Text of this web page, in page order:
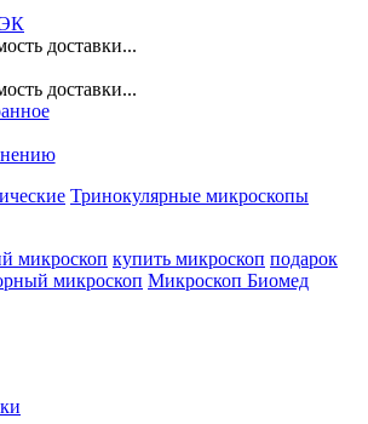
доставки...
доставки...
Тринокулярные микроскопы
микроскоп купить микроскоп подарок
микроскоп Микроскоп Биомед